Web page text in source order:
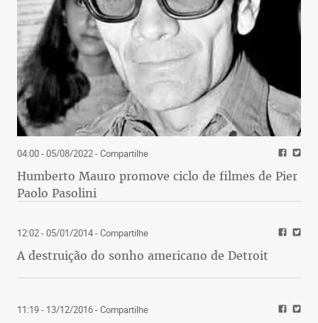
04:00 - 05/08/2022- Compartilhe
Humberto Mauro promove ciclo de filmes de Pier
Paolo Pasolini
12:02 - 05/01/2014- Compartilhe
A destruição do sonho americano de Detroit
11:19 - 13/12/2016- Compartilhe